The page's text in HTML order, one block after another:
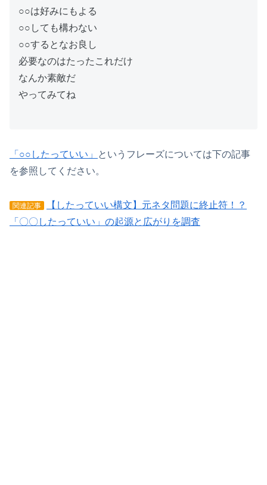
○○は好みにもよる
○○しても構わない
○○するとなお良し
必要なのはたったこれだけ
なんか素敵だ
やってみてね
「○○したっていい」
というフレーズについては下の記事
を参照してください。
関連記事
【したっていい構文】元ネタ問題に終止符！？
「〇〇したっていい」の起源と広がりを調査